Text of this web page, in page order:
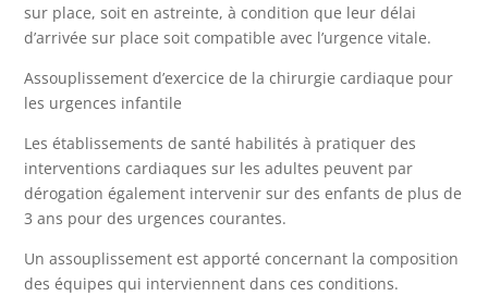
sur place, soit en astreinte, à condition que leur délai
d’arrivée sur place soit compatible avec l’urgence vitale.
Assouplissement d’exercice de la chirurgie cardiaque pour
les urgences infantile
Les établissements de santé habilités à pratiquer des
interventions cardiaques sur les adultes peuvent par
dérogation également intervenir sur des enfants de plus de
3 ans pour des urgences courantes.
Un assouplissement est apporté concernant la composition
des équipes qui interviennent dans ces conditions.